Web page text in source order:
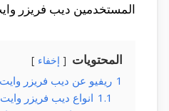
المستخدمين ديب فريزر
المحتويات إخفاء
1 ريفيو عن ديب فريزر
1.1 انواع ديب فريزر